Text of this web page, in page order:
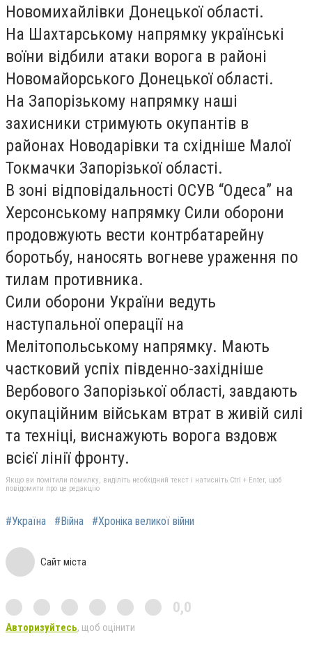
Новомихайлівки Донецької області.
На Шахтарському напрямку українські
воїни відбили атаки ворога в районі
Новомайорського Донецької області.
На Запорізькому напрямку наші
захисники стримують окупантів в
районах Новодарівки та східніше Малої
Токмачки Запорізької області.
В зоні відповідальності ОСУВ “Одеса” на
Херсонському напрямку Сили оборони
продовжують вести контрбатарейну
боротьбу, наносять вогневе ураження по
тилам противника.
Сили оборони України ведуть
наступальної операції на
Мелітопольському напрямку. Мають
частковий успіх південно-західніше
Вербового Запорізької області, завдають
окупаційним військам втрат в живій силі
та техніці, виснажують ворога вздовж
всієї лінії фронту.
Якщо ви помітили помилку, виділіть необхідний текст і натисніть Ctrl + Enter, щоб
повідомити про це редакцію
#Україна #Війна #Хроніка великої війни
Сайт міста
0,0
Авторизуйтесь, щоб оцінити